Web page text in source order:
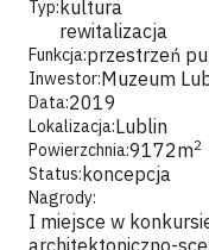
Typ: kultura
rewitalizacja
Funkcja:przestrzeń
Inwestor:Muzeum
Data:2019
Lokalizacja:Lublin
Powierzchnia:9172m2
Status: koncepcja
Nagrody:
I miejsce w